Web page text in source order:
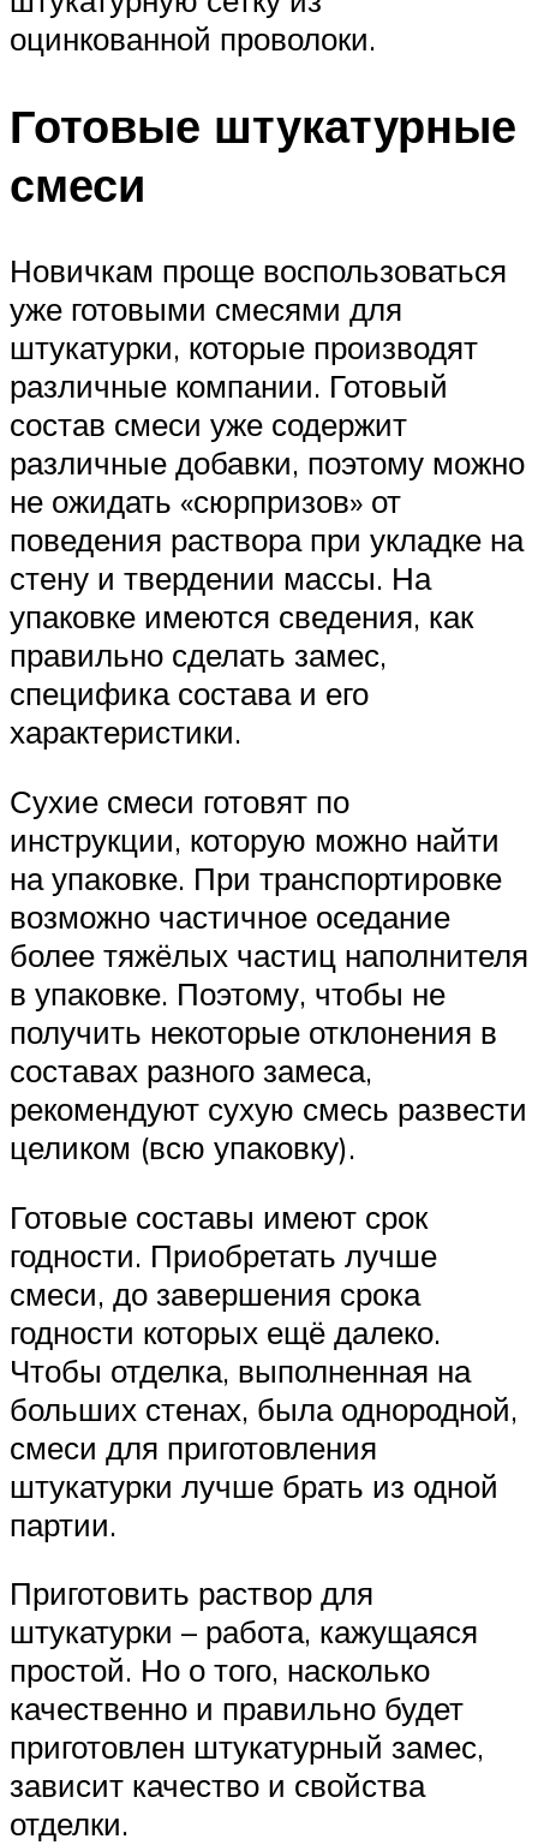
оцинкованной проволоки.
Готовые штукатурные
смеси
Новичкам проще воспользоваться
уже готовыми смесями для
штукатурки, которые производят
различные компании. Готовый
состав смеси уже содержит
различные добавки, поэтому можно
не ожидать «сюрпризов» от
поведения раствора при укладке на
стену и твердении массы. На
упаковке имеются сведения, как
правильно сделать замес,
специфика состава и его
характеристики.
Сухие смеси готовят по
инструкции, которую можно найти
на упаковке. При транспортировке
возможно частичное оседание
более тяжёлых частиц наполнителя
в упаковке. Поэтому, чтобы не
получить некоторые отклонения в
составах разного замеса,
рекомендуют сухую смесь развести
целиком (всю упаковку).
Готовые составы имеют срок
годности. Приобретать лучше
смеси, до завершения срока
годности которых ещё далеко.
Чтобы отделка, выполненная на
больших стенах, была однородной,
смеси для приготовления
штукатурки лучше брать из одной
партии.
Приготовить раствор для
штукатурки – работа, кажущаяся
простой. Но о того, насколько
качественно и правильно будет
приготовлен штукатурный замес,
зависит качество и свойства
отделки.